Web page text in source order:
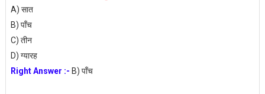
A) सात
B) पाँच
C) तीन
D) ग्यारह
Right Answer :- B) पाँच